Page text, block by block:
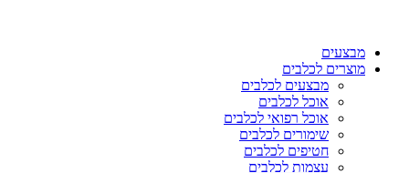
מבצעים
מוצרים לכלבים
מבצעים לכלבים
אוכל לכלבים
אוכל רפואי לכלבים
שימורים לכלבים
חטיפים לכלבים
עצמות לכלבים